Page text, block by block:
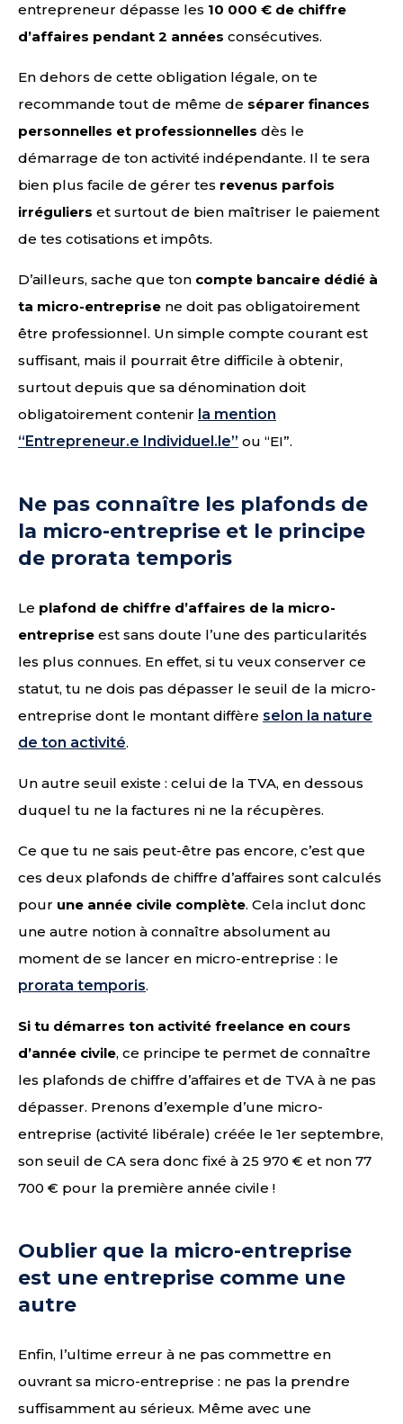
entrepreneur dépasse les 10 000 € de chiffre
d’affaires pendant 2 années consécutives.
En dehors de cette obligation légale, on te
recommande tout de même de séparer finances
personnelles et professionnelles dès le
démarrage de ton activité indépendante. Il te sera
bien plus facile de gérer tes revenus parfois
irréguliers et surtout de bien maîtriser le paiement
de tes cotisations et impôts.
D’ailleurs, sache que ton compte bancaire dédié à
ta micro-entreprise ne doit pas obligatoirement
être professionnel. Un simple compte courant est
suffisant, mais il pourrait être difficile à obtenir,
surtout depuis que sa dénomination doit
obligatoirement contenir la mention
“Entrepreneur.e Individuel.le” ou “EI”.
Ne pas connaître les plafonds de
la micro-entreprise et le principe
de prorata temporis
Le plafond de chiffre d’affaires de la micro-
entreprise est sans doute l’une des particularités
les plus connues. En effet, si tu veux conserver ce
statut, tu ne dois pas dépasser le seuil de la micro-
entreprise dont le montant diffère selon la nature
de ton activité.
Un autre seuil existe : celui de la TVA, en dessous
duquel tu ne la factures ni ne la récupères.
Ce que tu ne sais peut-être pas encore, c’est que
ces deux plafonds de chiffre d’affaires sont calculés
pour une année civile complète. Cela inclut donc
une autre notion à connaître absolument au
moment de se lancer en micro-entreprise : le
prorata temporis.
Si tu démarres ton activité freelance en cours
d’année civile, ce principe te permet de connaître
les plafonds de chiffre d’affaires et de TVA à ne pas
dépasser. Prenons d’exemple d’une micro-
entreprise (activité libérale) créée le 1er septembre,
son seuil de CA sera donc fixé à 25 970 € et non 77
700 € pour la première année civile !
Oublier que la micro-entreprise
est une entreprise comme une
autre
Enfin, l’ultime erreur à ne pas commettre en
ouvrant sa micro-entreprise : ne pas la prendre
suffisamment au sérieux. Même avec une